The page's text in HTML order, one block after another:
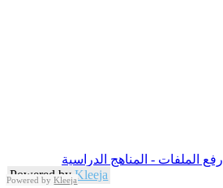
Powered byKleeja
رفع الملفات - المناهج الدراسية
Powered byKleeja